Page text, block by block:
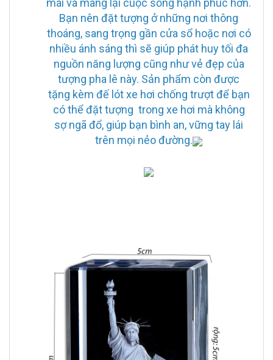
mái và mang lại cuộc sống hạnh phúc hơn.
Bạn nên đặt tượng ở những nơi thông
thoáng, sang trọng gần cửa sổ hoặc nơi có
nhiều ánh sáng thì sẽ giúp phát huy tối đa
nguồn năng lượng cũng như vẻ đẹp của
tượng pha lê này. Sản phẩm còn được
tặng kèm đế lót xe hơi chống trượt để bạn
có thể đặt tượng trong xe hơi mà không
sợ ngã đổ, giúp bạn bình an, vững tay lái
trên mọi nẻo đường.